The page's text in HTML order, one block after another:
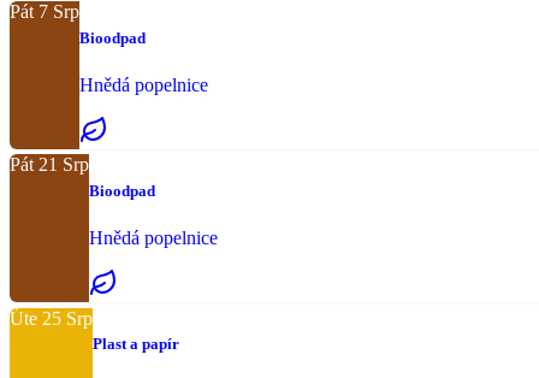
Pát 7 Srp
Bioodpad
Hnědá popelnice
Pát 21 Srp
Bioodpad
Hnědá popelnice
Úte 25 Srp
Plast a papír